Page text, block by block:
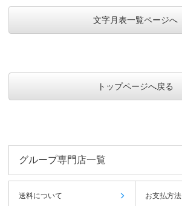
文字月表一覧ページへ
トップページへ戻る
グループ専門店一覧
送料について お支払方法